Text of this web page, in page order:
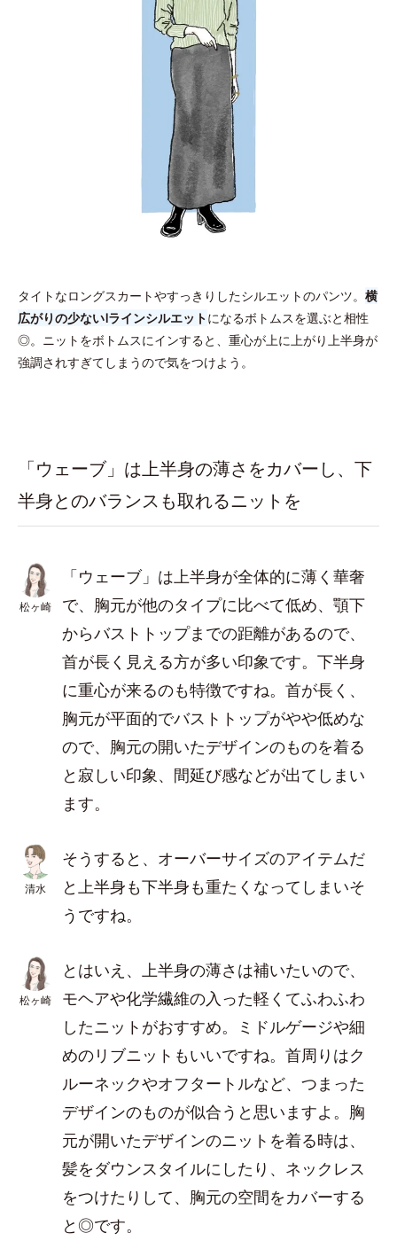
タイトなロングスカートやすっきりしたシルエットのパンツ。 横
広がりの少ないIラインシルエットになるボトムスを選ぶと相性
◎。ニットをボトムスにインすると、重心が上に上がり上半身が
強調されすぎてしまうので気をつけよう。
「ウェーブ」は上半身の薄さをカバーし、下
半身とのバランスも取れるニットを
松ヶ崎
「ウェーブ」は上半身が全体的に薄く華奢
で、胸元が他のタイプに比べて低め、顎下
からバストトップまでの距離があるので、
首が長く見える方が多い印象です。下半身
に重心が来るのも特徴ですね。首が長く、
胸元が平面的でバストトップがやや低めな
ので、胸元の開いたデザインのものを着る
と寂しい印象、間延び感などが出てしまい
ます。
清水
そうすると、オーバーサイズのアイテムだ
と上半身も下半身も重たくなってしまいそ
うですね。
松ヶ崎
とはいえ、上半身の薄さは補いたいので、
モヘアや化学繊維の入った軽くてふわふわ
したニットがおすすめ。ミドルゲージや細
めのリブニットもいいですね。首周りはク
ルーネックやオフタートルなど、つまった
デザインのものが似合うと思いますよ。胸
元が開いたデザインのニットを着る時は、
髪をダウンスタイルにしたり、ネックレス
をつけたりして、胸元の空間をカバーする
と◎です。